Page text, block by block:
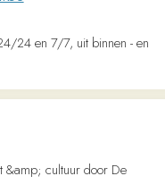
De
justitie,